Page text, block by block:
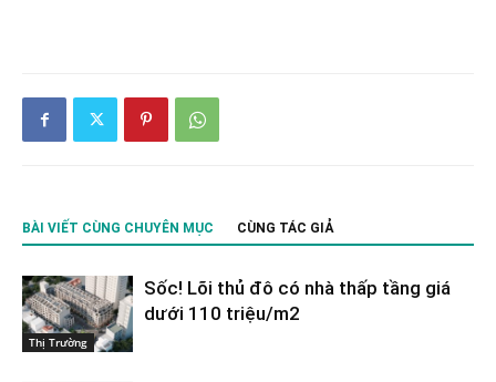
BÀI VIẾT CÙNG CHUYÊN MỤC CÙNG TÁC GIẢ
Thị Trường
Sốc! Lõi thủ đô có nhà thấp tầng giá
dưới 110 triệu/m2